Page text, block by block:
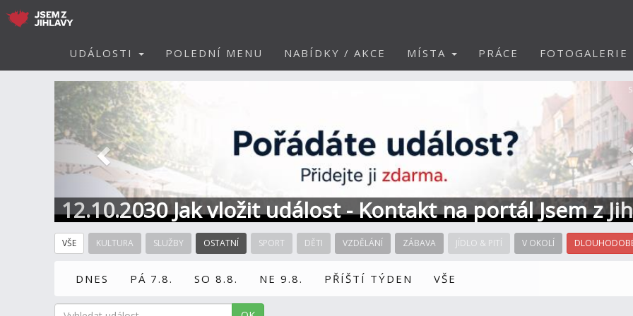
UDÁLOSTI POLEDNÍ MENU NABÍDKY / AKCE MÍSTA PRÁCE FOTOGALERIE
12.10.2030 Jak vložit událost - Kontakt na portál Jsem z
Předchozí
VŠE KULTURA SLUŽBY OSTATNÍ SPORT DĚTI VZDĚLÁNÍ ZÁBAVA JÍDLO & PITÍ V OKOLÍ
DNES PÁ 7.8. SO 8.8. NE 9.8. PŘÍŠTÍ TÝDEN VŠE